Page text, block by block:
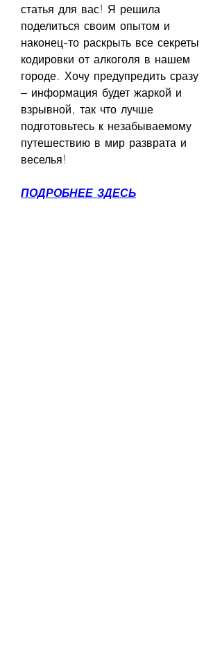
статья для вас! Я решила
поделиться своим опытом и
наконец-то раскрыть все секреты
кодировки от алкоголя в нашем
городе. Хочу предупредить сразу
– информация будет жаркой и
взрывной, так что лучше
подготовьтесь к незабываемому
путешествию в мир разврата и
веселья!
ПОДРОБНЕЕ ЗДЕСЬ